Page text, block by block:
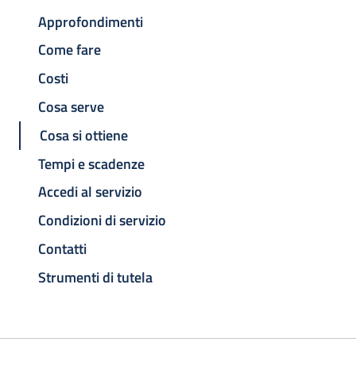
Approfondimenti
Come fare
Costi
Cosa serve
Cosa si ottiene
Tempi e scadenze
Accedi al servizio
Condizioni di servizio
Contatti
Strumenti di tutela